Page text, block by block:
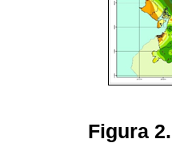
Figura 2.